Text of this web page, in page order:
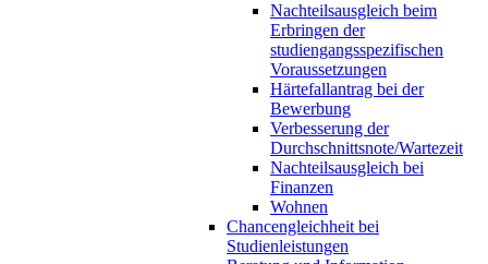
Nachteilsausgleich beim
Erbringen der
studiengangsspezifischen
Voraussetzungen
Härtefallantrag bei der
Bewerbung
Verbesserung der
Durchschnittsnote/Wartezeit
Nachteilsausgleich bei
Finanzen
Wohnen
Chancengleichheit bei
Studienleistungen